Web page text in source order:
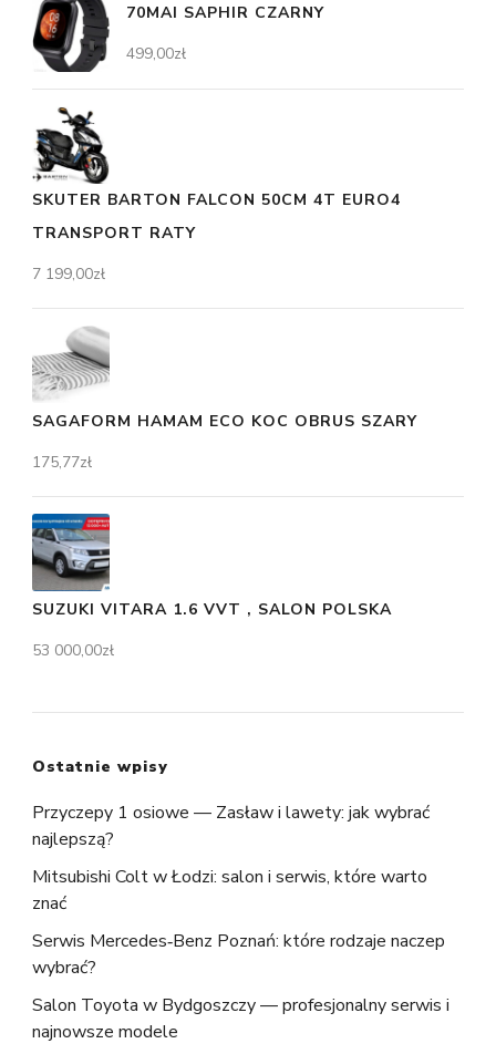
70MAI SAPHIR CZARNY
499,00zł
SKUTER BARTON FALCON 50CM 4T EURO4
TRANSPORT RATY
7 199,00zł
SAGAFORM HAMAM ECO KOC OBRUS SZARY
175,77zł
SUZUKI VITARA 1.6 VVT , SALON POLSKA
53 000,00zł
Ostatnie wpisy
Przyczepy 1 osiowe — Zasław i lawety: jak wybrać
najlepszą?
Mitsubishi Colt w Łodzi: salon i serwis, które warto
znać
Serwis Mercedes‑Benz Poznań: które rodzaje naczep
wybrać?
Salon Toyota w Bydgoszczy — profesjonalny serwis i
najnowsze modele